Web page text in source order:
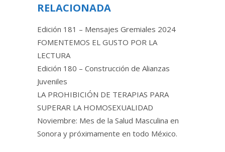
RELACIONADA
Edición 181 – Mensajes Gremiales 2024
FOMENTEMOS EL GUSTO POR LA
LECTURA
Edición 180 – Construcción de Alianzas
Juveniles
LA PROHIBICIÓN DE TERAPIAS PARA
SUPERAR LA HOMOSEXUALIDAD
Noviembre: Mes de la Salud Masculina en
Sonora y próximamente en todo México.